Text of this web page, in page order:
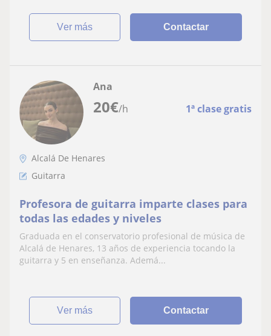
ver más Contactar
20€/h 1ª clase gratis
Ana
Alcalá De Henares
Guitarra
Profesora de guitarra imparte clases para
todas las edades y niveles
Graduada en el conservatorio profesional de música de
Alcalá de Henares, 13 años de experiencia tocando la
guitarra y 5 en enseñanza. Ademá...
ver más Contactar